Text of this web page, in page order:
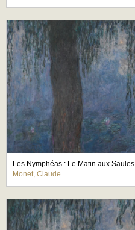
Les Nymphéas : Le Matin aux Saules
Monet, Claude